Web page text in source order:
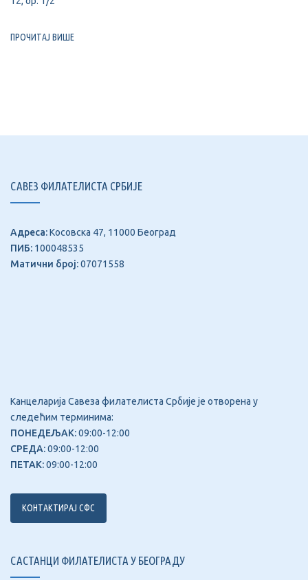
ПРОЧИТАЈ ВИШЕ
САВЕЗ ФИЛАТЕЛИСТА СРБИЈЕ
Адреса:Косовска 47, 11000 Београд
ПИБ: 100048535
Матични број:07071558
Канцеларија Савеза филателиста Србије је отворена у
следећим терминима:
ПОНЕДЕЉАК:09:00-12:00
СРЕДА:09:00-12:00
ПЕТАК:09:00-12:00
КОНТАКТИРАЈ СФС
САСТАНЦИ ФИЛАТЕЛИСТА У БЕОГРАДУ